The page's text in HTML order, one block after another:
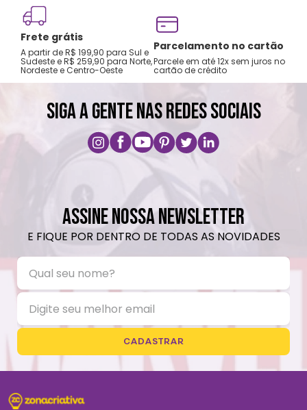
Frete grátis
A partir de R$ 199,90 para Sul e
Sudeste e R$ 259,90 para Norte,
Nordeste e Centro-Oeste
Parcelamento no cartão
Parcele em até 12x sem juros no
cartão de crédito
SIGA A GENTE NAS REDES SOCIAIS
ASSINE NOSSA NEWSLETTER
E FIQUE POR DENTRO DE TODAS AS NOVIDADES
CADASTRAR